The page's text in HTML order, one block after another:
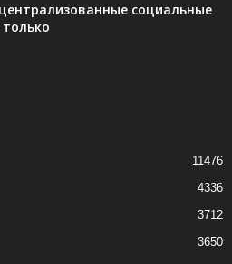
социальные
11476
4336
3712
3650